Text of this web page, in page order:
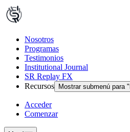
Nosotros
Programas
Testimonios
Institutional Journal
SR Replay FX
Recursos
Mostrar submenú para "
Acceder
Comenzar